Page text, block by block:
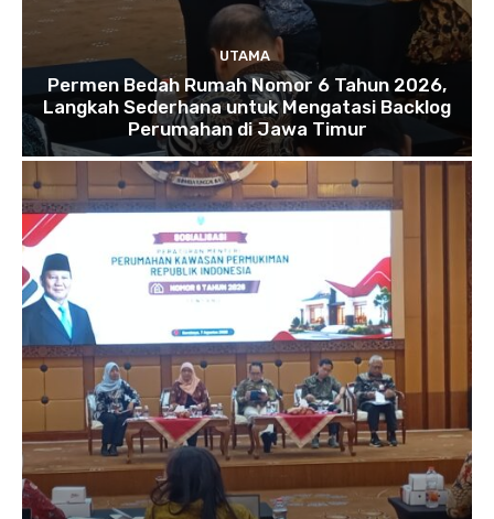
UTAMA
Permen Bedah Rumah Nomor 6 Tahun 2026,
Langkah Sederhana untuk Mengatasi Backlog
Perumahan di Jawa Timur